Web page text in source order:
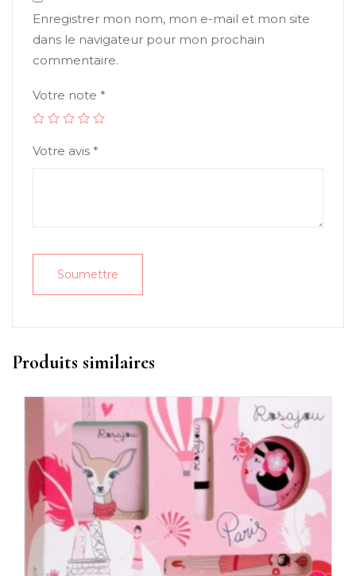
Enregistrer mon nom, mon e-mail et mon site
dans le navigateur pour mon prochain
commentaire.
Votre note *
Votre avis *
Produits similaires